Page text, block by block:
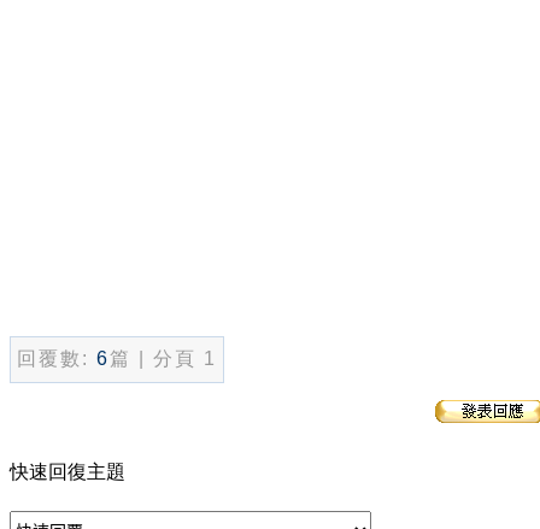
回覆數: 6篇 | 分頁 1
快速回復主題